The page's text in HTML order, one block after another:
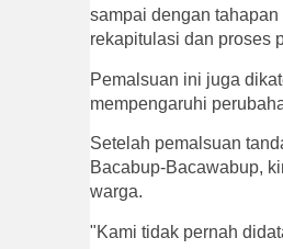
sampai dengan
rekapitulasi dan proses
Pemalsuan ini juga
mempengaruhi
Setelah pemalsuan
Bacabup-Bacawabup,
warga.
"Kami tidak pernah